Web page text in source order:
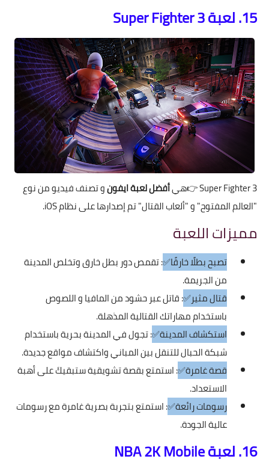
15. لعبة Super Fighter 3
Super Fighter 3👉هيأفضل لعبة ايفونو تصنف فيديو من نوع
"العالم المفتوح" و "ألعاب القتال" تم إصدارها على نظام iOS.
مميزات اللعبة
تصبح بطلًا خارقًا✅: تقمص دور بطل خارق وتخلص المدينة
من الجريمة.
قتال مثير✅: قاتل عبر حشود من المافيا و اللصوص
باستخدام مهاراتك القتالية المذهلة.
استكشاف المدينة✅: تجول في المدينة بحرية باستخدام
شبكة الحبال للتنقل بين المباني واكتشاف مواقع جديدة.
قصة غامرة✅: استمتع بقصة تشويقية ستبقيكَ على أهبة
الاستعداد.
رسومات رائعة✅: استمتع بتجربة بصرية غامرة مع رسومات
عالية الجودة.
16. لعبة NBA 2K Mobile